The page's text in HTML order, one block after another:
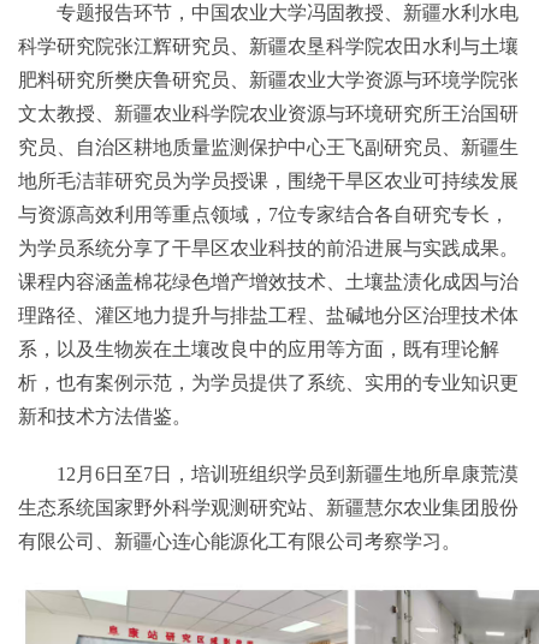
专题报告环节，中国农业大学冯固教授、新疆水利水电
科学研究院张江辉研究员、新疆农垦科学院农田水利与土壤
肥料研究所樊庆鲁研究员、新疆农业大学资源与环境学院张
文太教授、新疆农业科学院农业资源与环境研究所王治国研
究员、自治区耕地质量监测保护中心王飞副研究员、新疆生
地所毛洁菲研究员为学员授课，围绕干旱区农业可持续发展
与资源高效利用等重点领域，7位专家结合各自研究专长，
为学员系统分享了干旱区农业科技的前沿进展与实践成果。
课程内容涵盖棉花绿色增产增效技术、土壤盐渍化成因与治
理路径、灌区地力提升与排盐工程、盐碱地分区治理技术体
系，以及生物炭在土壤改良中的应用等方面，既有理论解
析，也有案例示范，为学员提供了系统、实用的专业知识更
新和技术方法借鉴。
12月6日至7日，培训班组织学员到新疆生地所阜康荒漠
生态系统国家野外科学观测研究站、新疆慧尔农业集团股份
有限公司、新疆心连心能源化工有限公司考察学习。